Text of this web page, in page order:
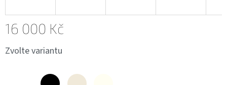
16 000 Kč
cena:
Zvolte variantu